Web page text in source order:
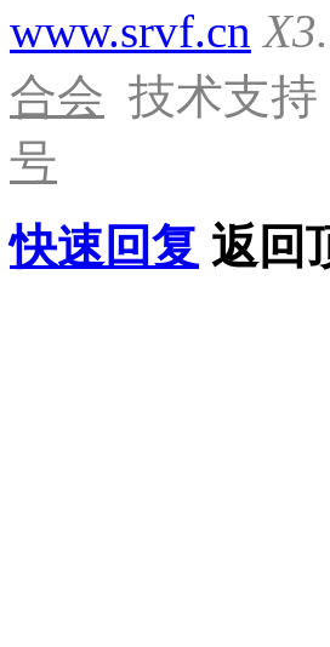
www.srvf.cn
合会 技术支持
号
快速回复 返回